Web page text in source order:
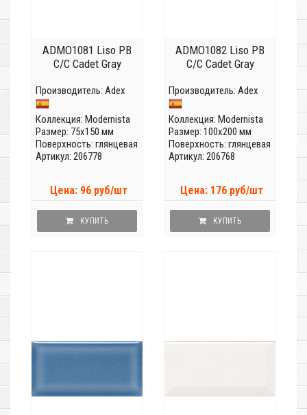
ADMO1081 Liso PB
C/C Cadet Gray
Производитель: Adex
Коллекция: Modernista
Размер: 75x150 мм
Поверхность: глянцевая
Артикул: 206778
Цена: 96 руб/шт
КУПИТЬ
ADMO1082 Liso PB
C/C Cadet Gray
Производитель: Adex
Коллекция: Modernista
Размер: 100x200 мм
Поверхность: глянцевая
Артикул: 206768
Цена: 176 руб/шт
КУПИТЬ